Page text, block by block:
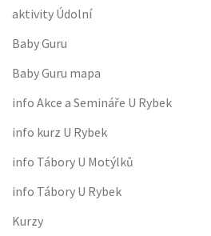
aktivity Údolní
Baby Guru
Baby Guru mapa
info Akce a Semináře U Rybek
info kurz U Rybek
info Tábory U Motýlků
info Tábory U Rybek
Kurzy